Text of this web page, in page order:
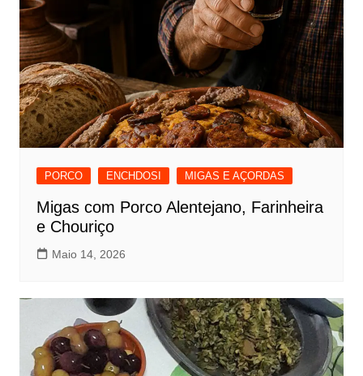
PORCO ENCHDOSI MIGAS E AÇORDAS
Migas com Porco Alentejano, Farinheira
e Chouriço
Maio 14, 2026